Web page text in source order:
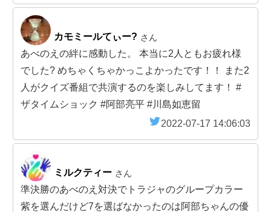
カモミールてぃー? さん
あべのえの絆に感動した。 本当に2人ともお疲れ様
でした? めちゃくちゃかっこよかったです！！ また2
人がクイズ番組で共演するのを楽しみしてます！ #
ザタイムショック #阿部亮平 #川島如恵留
2022-07-17 14:06:03
ミルクティー さん
準決勝のあべのえ対決でトラジャのグループカラー
紫を選んだけど7を選ばなかったのは阿部ちゃんの優